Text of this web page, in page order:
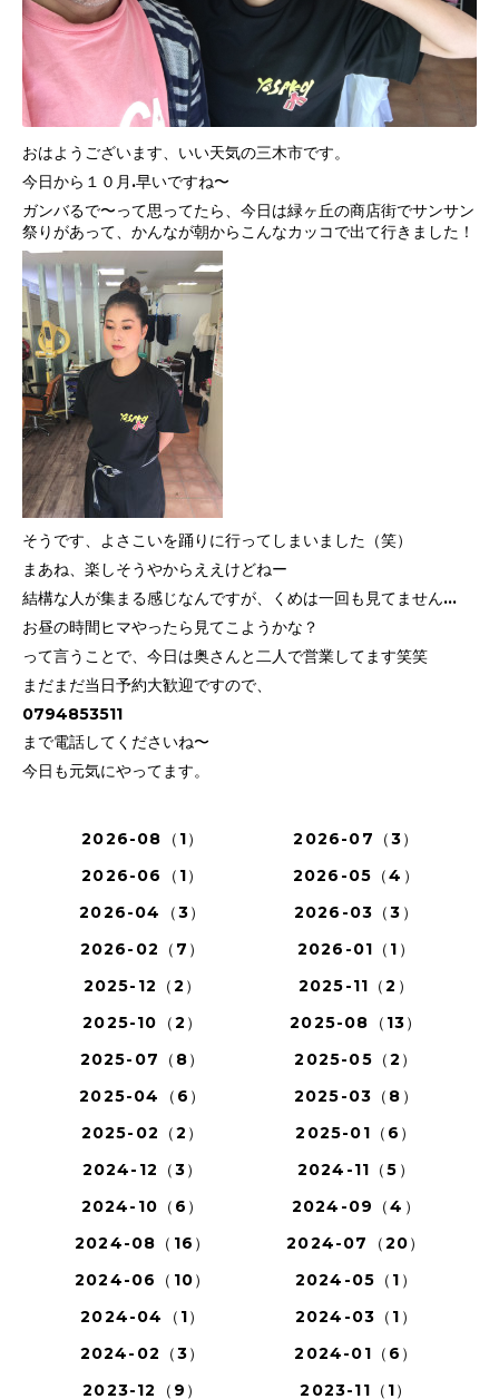
おはようございます、いい天気の三木市です。
今日から１０月.早いですね〜
ガンバるで〜って思ってたら、今日は緑ヶ丘の商店街でサンサン
祭りがあって、かんなが朝からこんなカッコで出て行きました！
そうです、よさこいを踊りに行ってしまいました（笑）
まあね、楽しそうやからええけどねー
結構な人が集まる感じなんですが、くめは一回も見てません…
お昼の時間ヒマやったら見てこようかな？
って言うことで、今日は奥さんと二人で営業してます笑笑
まだまだ当日予約大歓迎ですので、
0794853511
まで電話してくださいね〜
今日も元気にやってます。
2026-08（1）
2026-07（3）
2026-06（1）
2026-05（4）
2026-04（3）
2026-03（3）
2026-02（7）
2026-01（1）
2025-12（2）
2025-11（2）
2025-10（2）
2025-08（13）
2025-07（8）
2025-05（2）
2025-04（6）
2025-03（8）
2025-02（2）
2025-01（6）
2024-12（3）
2024-11（5）
2024-10（6）
2024-09（4）
2024-08（16）
2024-07（20）
2024-06（10）
2024-05（1）
2024-04（1）
2024-03（1）
2024-02（3）
2024-01（6）
2023-12（9）
2023-11（1）